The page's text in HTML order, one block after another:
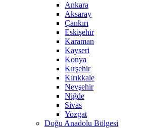
Ankara
Aksaray
Çankırı
Eskişehir
Karaman
Kayseri
Konya
Kırşehir
Kırıkkale
Nevşehir
Niğde
Sivas
Yozgat
Doğu Anadolu Bölgesi